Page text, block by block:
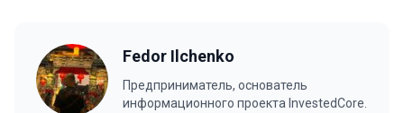
Fedor Ilchenko
Предприниматель, основатель
информационного проекта InvestedCore.